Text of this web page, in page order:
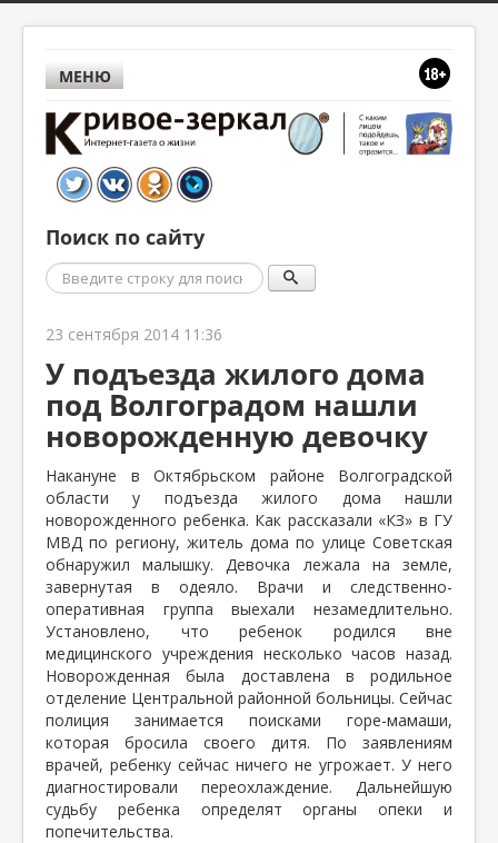
МЕНЮ
Поиск по сайту
Поиск
23 сентября 2014 11:36
У подъезда жилого дома
под Волгоградом нашли
новорожденную девочку
Накануне в Октябрьском районе Волгоградской
области у подъезда жилого дома нашли
новорожденного ребенка. Как рассказали «КЗ» в ГУ
МВД по региону, житель дома по улице Советская
обнаружил малышку. Девочка лежала на земле,
завернутая в одеяло. Врачи и следственно-
оперативная группа выехали незамедлительно.
Установлено, что ребенок родился вне
медицинского учреждения несколько часов назад.
Новорожденная была доставлена в родильное
отделение Центральной районной больницы. Сейчас
полиция занимается поисками горе-мамаши,
которая бросила своего дитя. По заявлениям
врачей, ребенку сейчас ничего не угрожает. У него
диагностировали переохлаждение. Дальнейшую
судьбу ребенка определят органы опеки и
попечительства.